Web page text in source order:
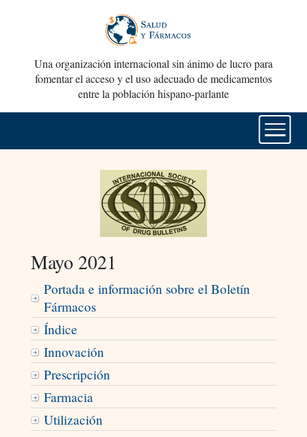
Una organización internacional sin ánimo de lucro para
fomentar el acceso y el uso adecuado de medicamentos
entre la población hispano-parlante
Mayo 2021
Portada e información sobre el Boletín
Fármacos
Índice
Innovación
Prescripción
Farmacia
Utilización